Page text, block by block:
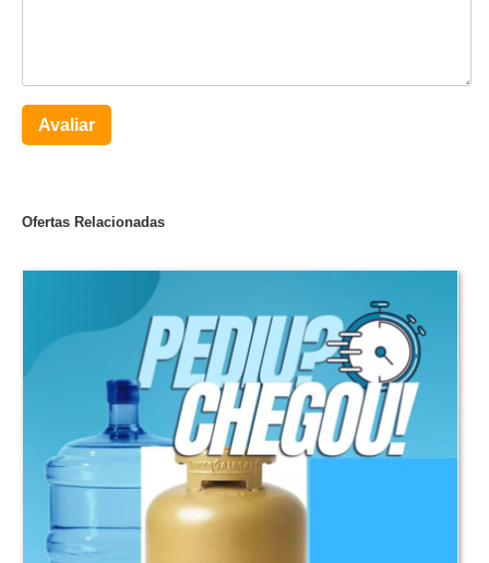
Avaliar
Ofertas Relacionadas